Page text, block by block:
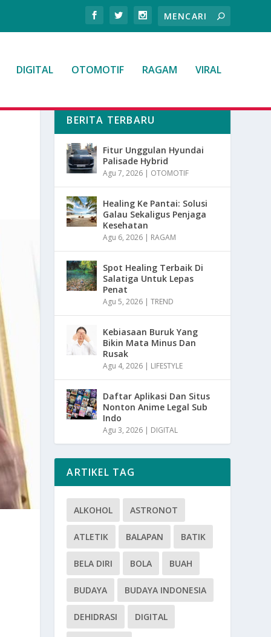
DIGITAL OTOMOTIF RAGAM VIRAL
BERITA TERBARU
Fitur Unggulan Hyundai
Palisade Hybrid
Agu 7, 2026 | OTOMOTIF
Healing Ke Pantai: Solusi
Galau Sekaligus Penjaga
Kesehatan
Agu 6, 2026 | RAGAM
Spot Healing Terbaik Di
Salatiga Untuk Lepas
Penat
Agu 5, 2026 |TREND
Kebiasaan Buruk Yang
Bikin Mata Minus Dan
Rusak
Agu 4, 2026 | LIFESTYLE
Daftar Aplikasi Dan Situs
Nonton Anime Legal Sub
Indo
Agu 3, 2026 | DIGITAL
ARTIKEL TAG
ALKOHOL ASTRONOT
ATLETIK BALAPAN BATIK
BELA DIRI BOLA BUAH
BUDAYA BUDAYA INDONESIA
DEHIDRASI DIGITAL